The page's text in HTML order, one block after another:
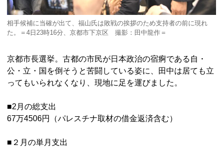
相手候補に当確が出て、福山氏は敗戦の挨拶のため支持者の前に現れ
た。＝4日23時16分、京都市下京区 撮影：田中龍作＝
京都市長選挙。古都の市民が日本政治の宿痾である自・
公・立・国を倒そうと苦闘している姿に、田中は居ても立
ってもいられなくなり、現地に足を運びました。
■2月の総支出
67万4506円（パレスチナ取材の借金返済含む）
■２月の単月支出